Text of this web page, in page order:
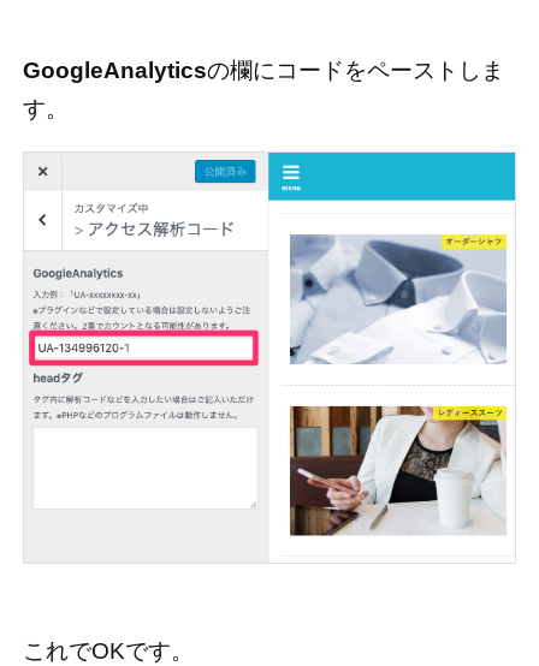
GoogleAnalyticsの欄にコードをペーストしま
す。
これでOKです。